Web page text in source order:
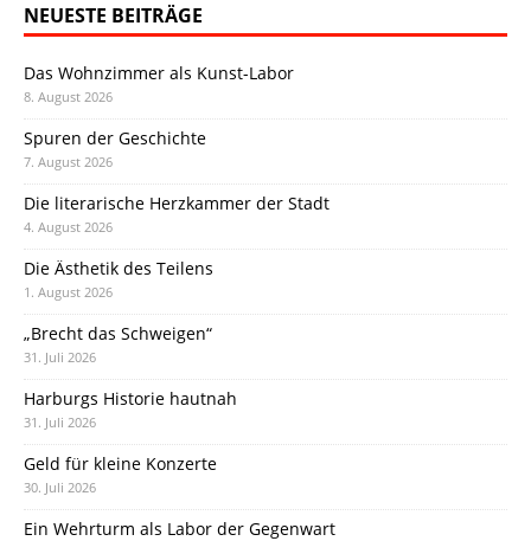
NEUESTE BEITRÄGE
Das Wohnzimmer als Kunst-Labor
8. August 2026
Spuren der Geschichte
7. August 2026
Die literarische Herzkammer der Stadt
4. August 2026
Die Ästhetik des Teilens
1. August 2026
„Brecht das Schweigen“
31. Juli 2026
Harburgs Historie hautnah
31. Juli 2026
Geld für kleine Konzerte
30. Juli 2026
Ein Wehrturm als Labor der Gegenwart